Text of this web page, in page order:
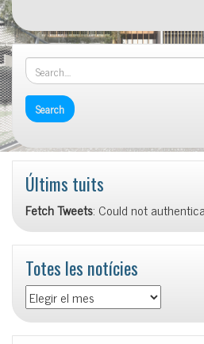
Últims tuits
Fetch Tweets: Could not
Totes les notícies
Totes
les
notícies